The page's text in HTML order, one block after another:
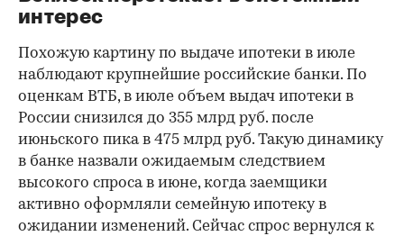
интерес
Похожую картину по выдаче ипотеки в июле
наблюдают крупнейшие российские банки. По
оценкам ВТБ, в июле объем выдач ипотеки в
России снизился до 355 млрд руб. после
июньского пика в 475 млрд руб. Такую динамику
в банке назвали ожидаемым следствием
высокого спроса в июне, когда заемщики
активно оформляли семейную ипотеку в
ожидании изменений. Сейчас спрос вернулся к